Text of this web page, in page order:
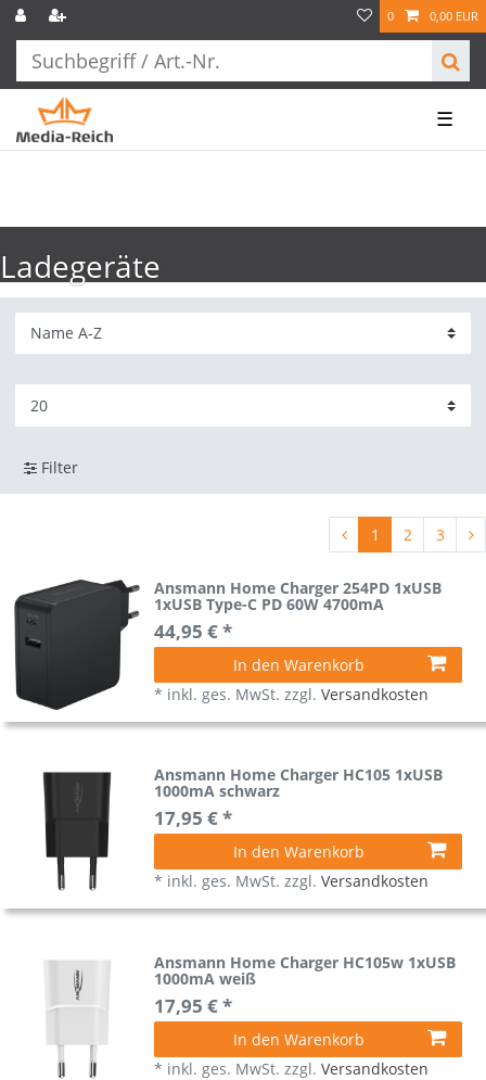
0 0,00 EUR
☰
Ladegeräte
Filter
1 2 3
Ansmann Home Charger 254PD 1xUSB
1xUSB Type-C PD 60W 4700mA
44,95 € *
In den Warenkorb
* inkl. ges. MwSt. zzgl.Versandkosten
Ansmann Home Charger HC105 1xUSB
1000mA schwarz
17,95 € *
In den Warenkorb
* inkl. ges. MwSt. zzgl.Versandkosten
Ansmann Home Charger HC105w 1xUSB
1000mA weiß
17,95 € *
In den Warenkorb
* inkl. ges. MwSt. zzgl.Versandkosten